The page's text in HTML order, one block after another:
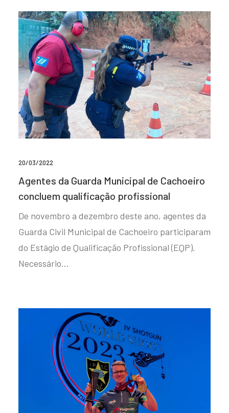
20/03/2022
Agentes da Guarda Municipal de Cachoeiro
concluem qualificação profissional
De novembro a dezembro deste ano, agentes da
Guarda Civil Municipal de Cachoeiro participaram
do Estágio de Qualificação Profissional (EQP).
Necessário…